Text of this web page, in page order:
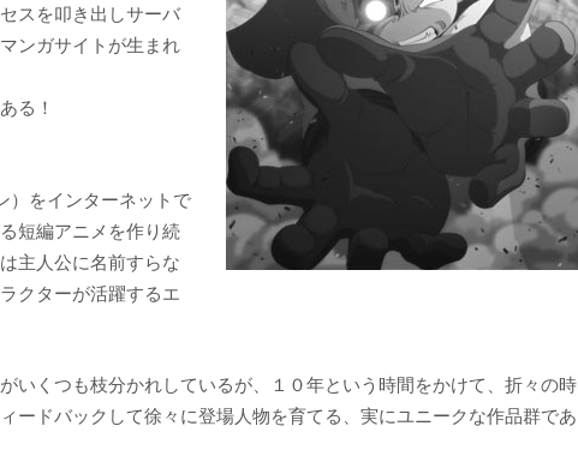
スを叩き出しサーバ
ンガサイトが生まれ
る！
）をインターネットで
短編アニメを作り続
主人公に名前すらな
クターが活躍するエ
いくつも枝分かれしているが、１０年という時間をかけて、折々の時
ードバックして徐々に登場人物を育てる、実にユニークな作品群であ